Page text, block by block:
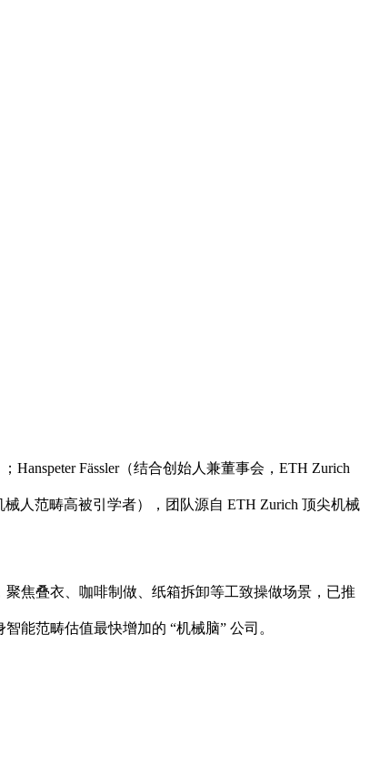
Fässler（结合创始人兼董事会，ETH Zurich
人范畴高被引学者），团队源自 ETH Zurich 顶尖机械
焦叠衣、咖啡制做、纸箱拆卸等工致操做场景，已推
能范畴估值最快增加的 “机械脑” 公司。